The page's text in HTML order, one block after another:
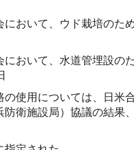
において、ウド栽培のた
において、水道管埋設の
の使用については、日米
防衛施設局）協議の結果